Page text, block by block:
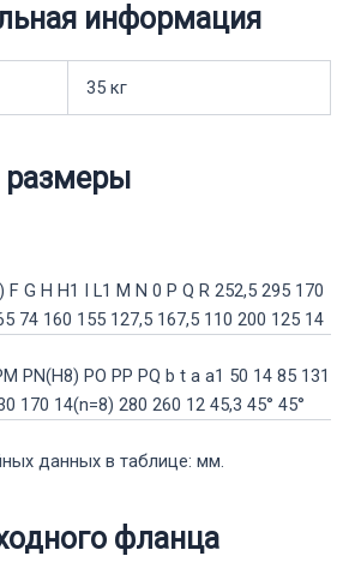
информация
35 кг
размеры
F G H H1 I L1 M N 0 P Q R 252,5 295 170
74 160 155 127,5 167,5 110 200 125 14
PN(H8) PO PP PQ b t a a1 50 14 85 131
170 14(n=8) 280 260 12 45,3 45° 45°
данных в таблице: мм.
фланца